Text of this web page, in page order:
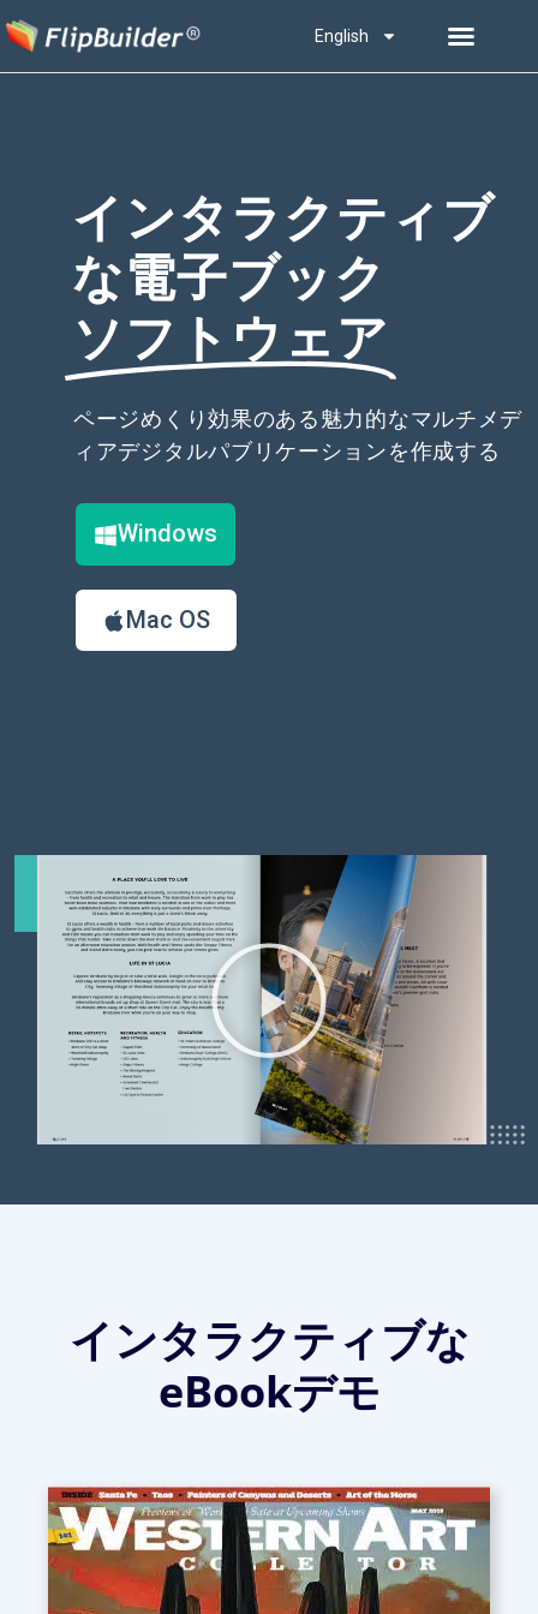
English
インタラクティブ
な電子ブック
ソフトウェア
ページめくり効果のある魅力的なマルチメデ
ィアデジタルパブリケーションを作成する
Windows
Mac OS
インタラクティブな
eBookデモ